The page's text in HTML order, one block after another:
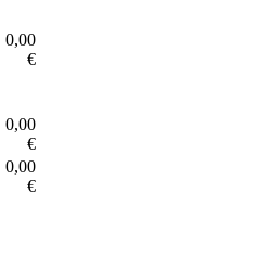
0,00
€
0,00
€
0,00
€